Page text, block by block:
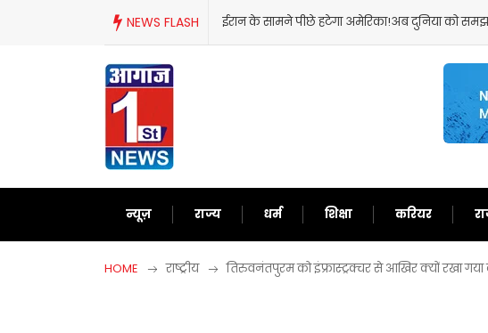
NEWS FLASHईरान के सामने पीछे हटेगा अमेरिका!अब दुनिया को समझाने में लगे
न्यूज़ राज्य धर्म शिक्षा करियर
HOME राष्ट्रीय तिरुवनंतपुरम को इंफ्रास्ट्रक्चर से आखिर क्यों रखा